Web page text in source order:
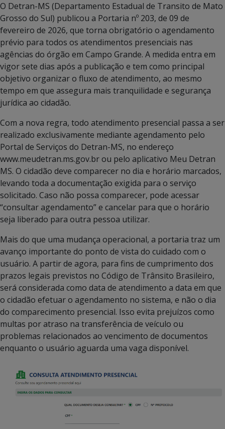
O Detran-MS (Departamento Estadual de Transito de Mato
Grosso do Sul) publicou a Portaria nº 203, de 09 de
fevereiro de 2026, que torna obrigatório o agendamento
prévio para todos os atendimentos presenciais nas
agências do órgão em Campo Grande. A medida entra em
vigor sete dias após a publicação e tem como principal
objetivo organizar o fluxo de atendimento, ao mesmo
tempo em que assegura mais tranquilidade e segurança
jurídica ao cidadão.
Com a nova regra, todo atendimento presencial passa a ser
realizado exclusivamente mediante agendamento pelo
Portal de Serviços do Detran-MS, no endereço
www.meudetran.ms.gov.br ou pelo aplicativo Meu Detran
MS. O cidadão deve comparecer no dia e horário marcados,
levando toda a documentação exigida para o serviço
solicitado. Caso não possa comparecer, pode acessar
“consultar agendamento” e cancelar para que o horário
seja liberado para outra pessoa utilizar.
Mais do que uma mudança operacional, a portaria traz um
avanço importante do ponto de vista do cuidado com o
usuário. A partir de agora, para fins de cumprimento dos
prazos legais previstos no Código de Trânsito Brasileiro,
será considerada como data de atendimento a data em que
o cidadão efetuar o agendamento no sistema, e não o dia
do comparecimento presencial. Isso evita prejuízos como
multas por atraso na transferência de veículo ou
problemas relacionados ao vencimento de documentos
enquanto o usuário aguarda uma vaga disponível.